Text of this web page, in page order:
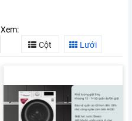
Xem:
Cột
Lưới